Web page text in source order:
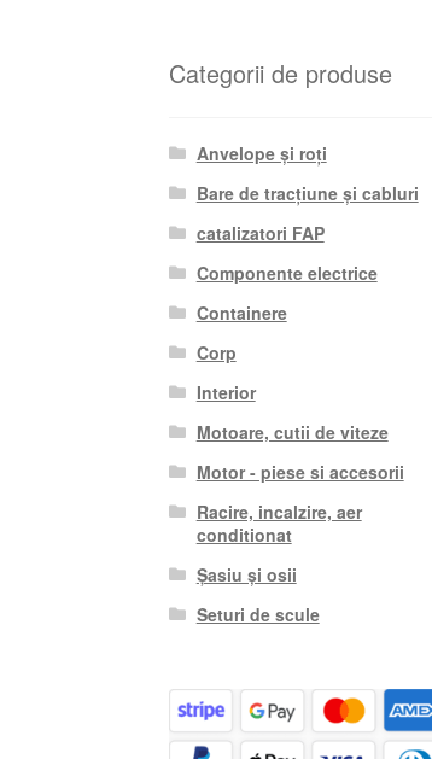
Categorii de produse
Anvelope și roți
Bare de tracțiune și cabluri
catalizatori FAP
Componente electrice
Containere
Corp
Interior
Motoare, cutii de viteze
Motor - piese si accesorii
Racire, incalzire, aer
conditionat
Șasiu și osii
Seturi de scule